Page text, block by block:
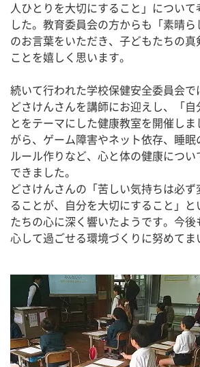
人ひとりを大切にすること」につい
した。教育委員会の方からも「素晴ら
のお言葉をいただき、子どもたちの
ことを嬉しく思います。
続いて行われた学校保健安全委員会
どさけんさんを講師にお迎えし、「
とをテーマにした健康教室を開催し
がら、ゲーム障害やネット依存、睡
ルール作りなど、心と体の健康につ
できました。
どさけんさんの「苦しい気持ちは必
ることが、自分を大切にすること」
たちの心に深く響いたようです。今
心して過ごせる環境づくりに努めてま